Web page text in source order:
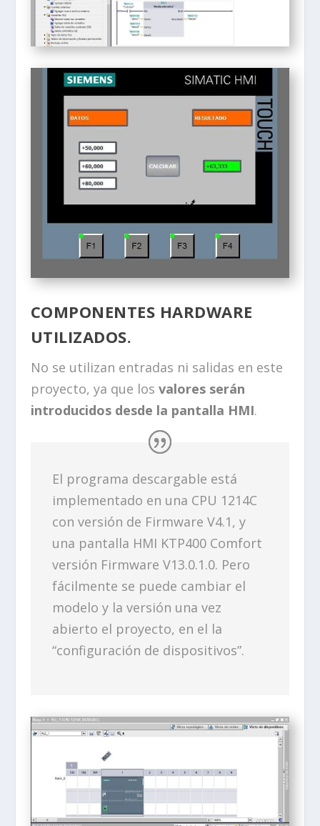
COMPONENTES HARDWARE
UTILIZADOS.
No se utilizan entradas ni salidas en este
proyecto, ya que los valores serán
introducidos desde la pantalla HMI.
El programa descargable está
implementado en una CPU 1214C
con versión de Firmware V4.1, y
una pantalla HMI KTP400 Comfort
versión Firmware V13.0.1.0. Pero
fácilmente se puede cambiar el
modelo y la versión una vez
abierto el proyecto, en el la
“configuración de dispositivos”.